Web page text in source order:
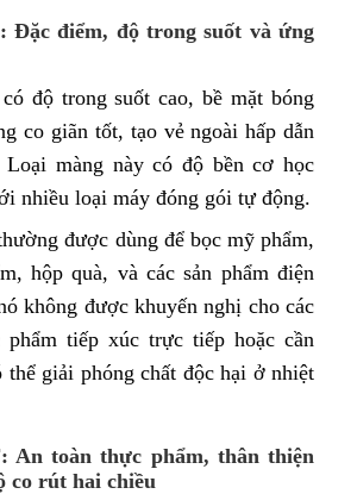
Đặc điểm, độ trong suốt và ứng
độ trong suốt cao, bề mặt bóng
co giãn tốt, tạo vẻ ngoài hấp dẫn
Loại màng này có độ bền cơ học
nhiều loại máy đóng gói tự động.
được dùng để bọc mỹ phẩm,
hộp quà, và các sản phẩm điện
không được khuyến nghị cho các
phẩm tiếp xúc trực tiếp hoặc cần
thể giải phóng chất độc hại ở nhiệt
An toàn thực phẩm, thân thiện
co rút hai chiều